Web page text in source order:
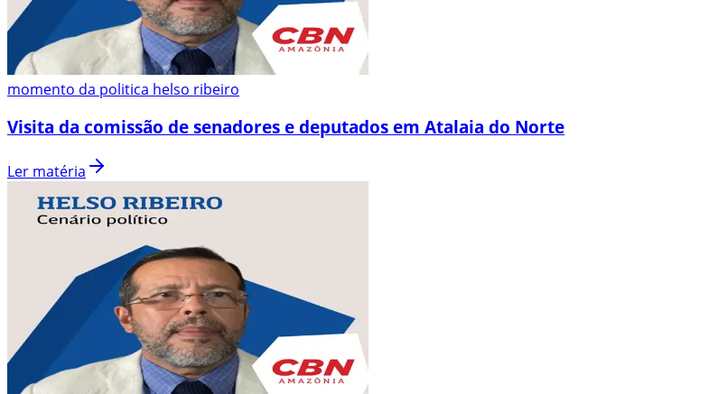
momento da politica helso ribeiro
Visita da comissão de senadores e deputados em Atalaia do Norte
Ler matéria